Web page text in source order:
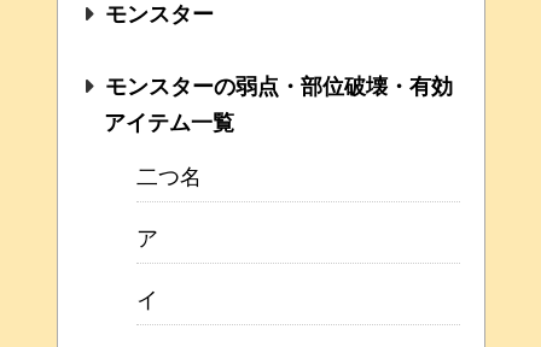
モンスター
モンスターの弱点・部位破壊・有効
アイテム一覧
二つ名
ア
イ